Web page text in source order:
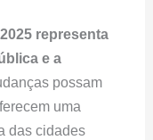
representa
e a
possam
uma
das cidades